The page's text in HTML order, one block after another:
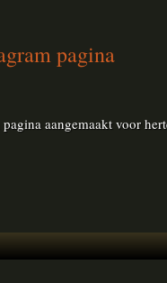
pagina
aangemaakt voor